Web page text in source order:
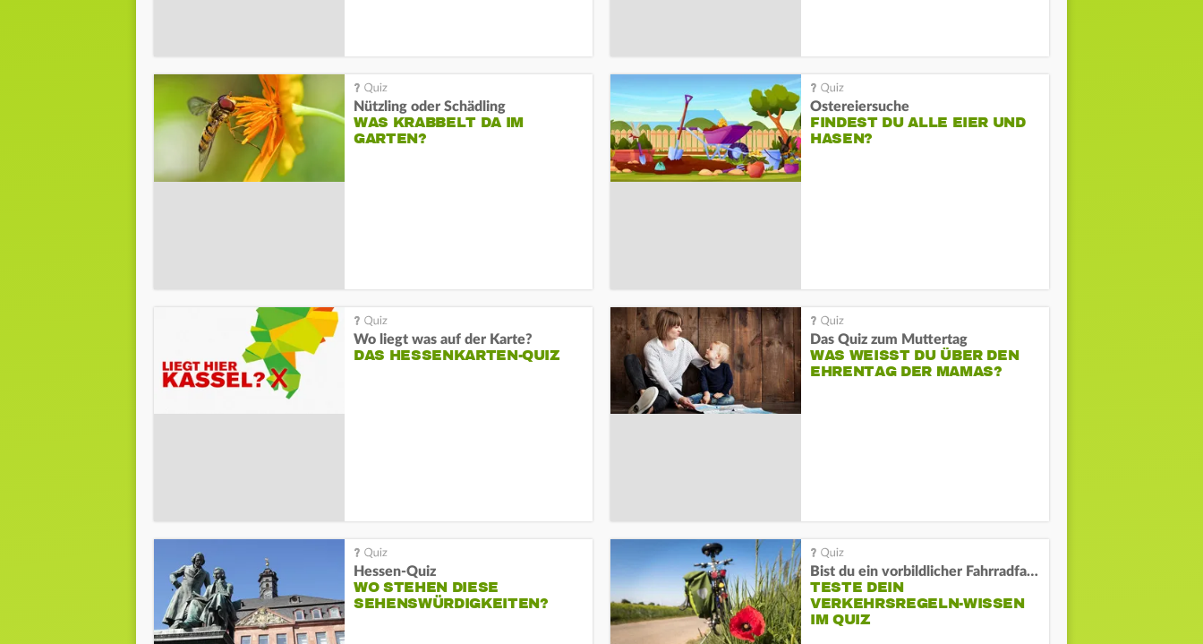
Nützling oder Schädling
WAS KRABBELT DA IM
GARTEN?
Ostereiersuche
FINDEST DU ALLE EIER UND
HASEN?
Wo liegt was auf der Karte?
DAS HESSENKARTEN-QUIZ
Das Quiz zum Muttertag
WAS WEISST DU ÜBER DEN E
HRENTAG DER MAMAS?
Hessen-Quiz
WO STEHEN DIESE
SEHENSWÜRDIGKEITEN?
Bist du ein vorbildlicher Fahrradfahrer?
TESTE DEIN
VERKEHRSREGELN-WISSEN
IM QUIZ